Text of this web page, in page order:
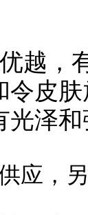
越，
令皮
光泽
应，